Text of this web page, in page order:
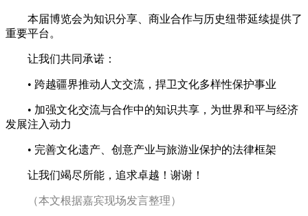
本届博览会为知识分享、商业合作与历史纽带延续提供了
重要平台。
让我们共同承诺：
• 跨越疆界推动人文交流，捍卫文化多样性保护事业
• 加强文化交流与合作中的知识共享，为世界和平与经济
发展注入动力
• 完善文化遗产、创意产业与旅游业保护的法律框架
让我们竭尽所能，追求卓越！谢谢！
（本文根据嘉宾现场发言整理）